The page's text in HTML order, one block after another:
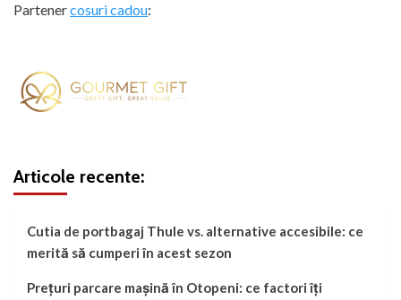
Partenercosuri cadou:
Articole recente:
Cutia de portbagaj Thule vs. alternative accesibile: ce
merită să cumperi în acest sezon
Prețuri parcare mașină în Otopeni: ce factori îți